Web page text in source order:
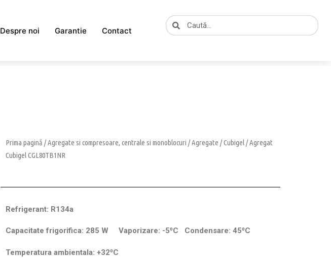
Despre noi Garantie Contact
CautăCaută
Prima pagină /Agregate si compresoare, centrale si monoblocuri /Agregate /Cubigel/ Agregat
Cubigel CGL80TB1NR
Refrigerant: R134a
Capacitate frigorifica: 285 W Vaporizare: -5⁰C Condensare: 45⁰C
Temperatura ambientala: +32⁰C